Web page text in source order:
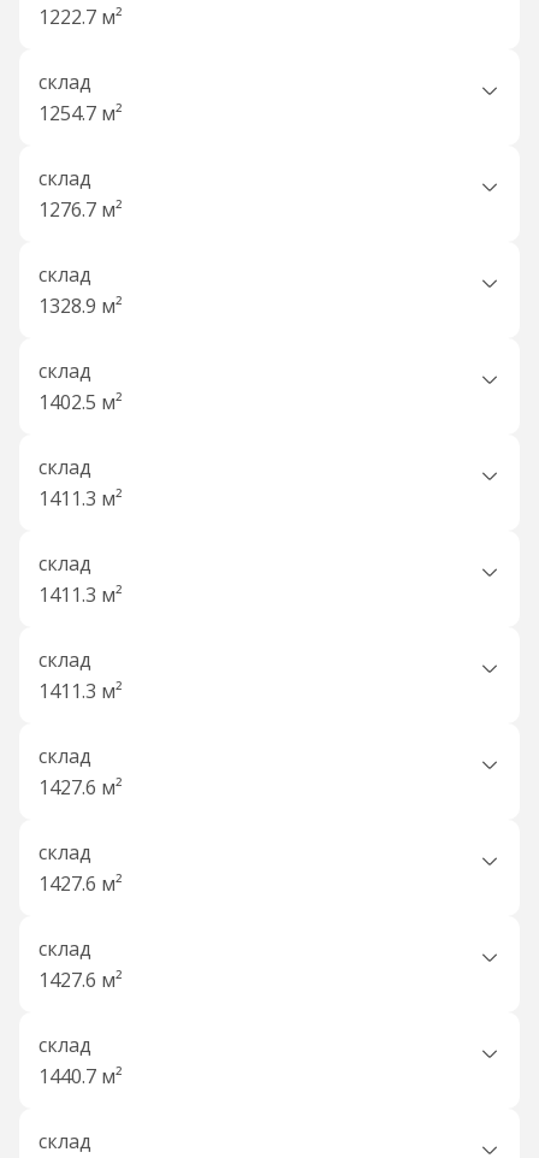
1222.7 м²
склад
1254.7 м²
склад
1276.7 м²
склад
1328.9 м²
склад
1402.5 м²
склад
1411.3 м²
склад
1411.3 м²
склад
1411.3 м²
склад
1427.6 м²
склад
1427.6 м²
склад
1427.6 м²
склад
1440.7 м²
склад